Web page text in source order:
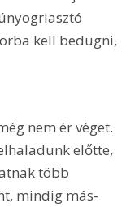
kell bedugni,
nem ér véget.
előtte,
több
mindig más-